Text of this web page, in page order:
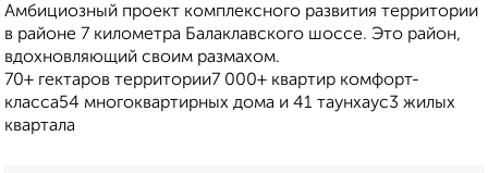
Амбициозный проект комплексного развития территории
в районе 7 километра Балаклавского шоссе. Это район,
вдохновляющий своим размахом.
70+ гектаров территории7 000+ квартир комфорт-
класса54 многоквартирных дома и 41 таунхаус3 жилых
квартала